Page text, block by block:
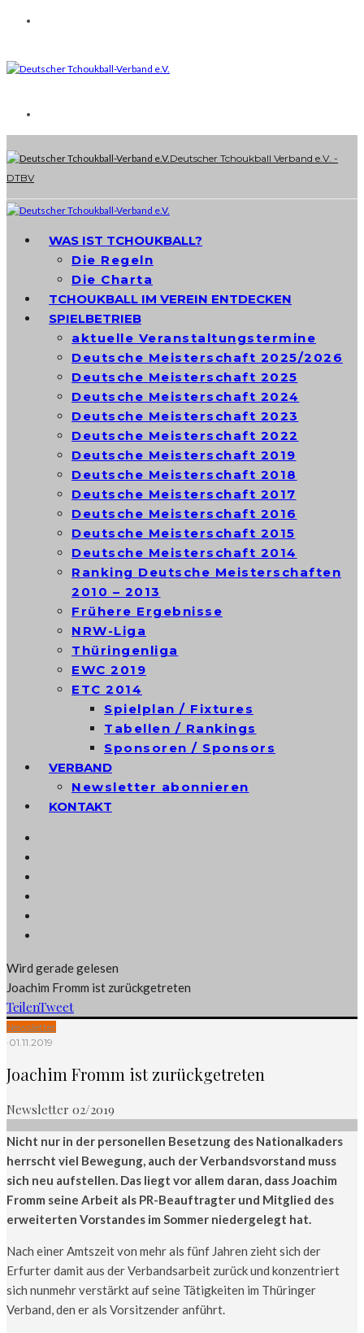
Deutscher Tchoukball Verband e.V. -
DTBV
WAS IST TCHOUKBALL?
Die Regeln
Die Charta
TCHOUKBALL IM VEREIN ENTDECKEN
SPIELBETRIEB
aktuelle Veranstaltungstermine
Deutsche Meisterschaft 2025/2026
Deutsche Meisterschaft 2025
Deutsche Meisterschaft 2024
Deutsche Meisterschaft 2023
Deutsche Meisterschaft 2022
Deutsche Meisterschaft 2019
Deutsche Meisterschaft 2018
Deutsche Meisterschaft 2017
Deutsche Meisterschaft 2016
Deutsche Meisterschaft 2015
Deutsche Meisterschaft 2014
Ranking Deutsche Meisterschaften
2010 – 2013
Frühere Ergebnisse
NRW-Liga
Thüringenliga
EWC 2019
ETC 2014
Spielplan / Fixtures
Tabellen / Rankings
Sponsoren / Sponsors
VERBAND
Newsletter abonnieren
KONTAKT
Wird gerade gelesen
Joachim Fromm ist zurückgetreten
TeilenTweet
Newsletter
·01.11.2019
Joachim Fromm ist zurückgetreten
Newsletter 02/2019
Nicht nur in der personellen Besetzung des Nationalkaders
herrscht viel Bewegung, auch der Verbandsvorstand muss
sich neu aufstellen. Das liegt vor allem daran, dass Joachim
Fromm seine Arbeit als PR-Beauftragter und Mitglied des
erweiterten Vorstandes im Sommer niedergelegt hat.
Nach einer Amtszeit von mehr als fünf Jahren zieht sich der
Erfurter damit aus der Verbandsarbeit zurück und konzentriert
sich nunmehr verstärkt auf seine Tätigkeiten im Thüringer
Verband, den er als Vorsitzender anführt.